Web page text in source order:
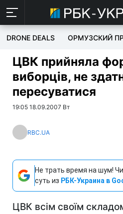
DRONE DEALS ОРМУЗСКИЙ
ЦВК прийняла
виборців, не
пересуватися
19:05 18.09.2007 Вт
RBC.UA
Не трать время на шум!
суть из РБК-Украина в
ЦВК всім своїм